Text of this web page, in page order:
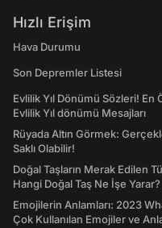
Hızlı Erişim
Hava Durumu
Son Depremler Listesi
Evlilik Yıl Dönümü Sözleri!
Evlilik Yıl dönümü Mesajları
Rüyada Altın Görmek:
Saklı Olabilir!
Doğal Taşların Merak Edilen
Hangi Doğal Taş Ne İşe Yarar?
Emojilerin Anlamları: 2023
Çok Kullanılan Emojiler ve